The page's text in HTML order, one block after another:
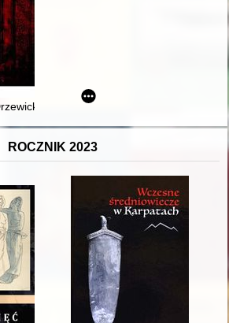
jako bibliofil : w pięćsetlecie
ROCZNIK 2023